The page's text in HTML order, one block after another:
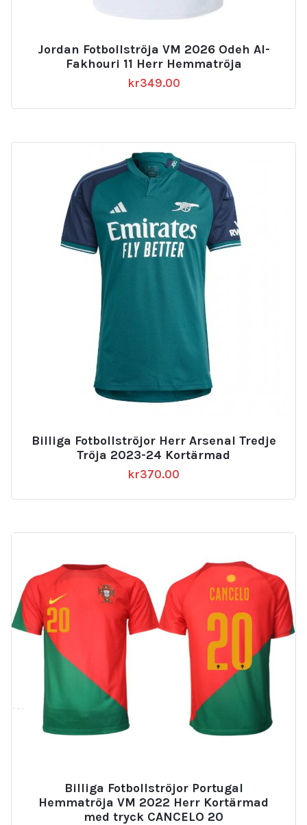
Jordan Fotbollströja VM 2026 Odeh Al-
Fakhouri 11 Herr Hemmatröja
kr349.00
Billiga Fotbollströjor Herr Arsenal Tredje
Tröja 2023-24 Kortärmad
kr370.00
Billiga Fotbollströjor Portugal
Hemmatröja VM 2022 Herr Kortärmad
med tryck CANCELO 20